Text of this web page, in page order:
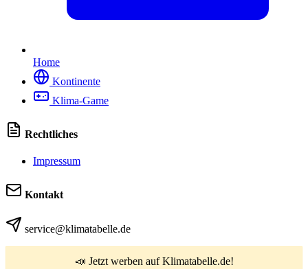
Home
Kontinente
Klima-Game
Rechtliches
Impressum
Kontakt
service@klimatabelle.de
📣 Jetzt werben auf Klimatabelle.de!